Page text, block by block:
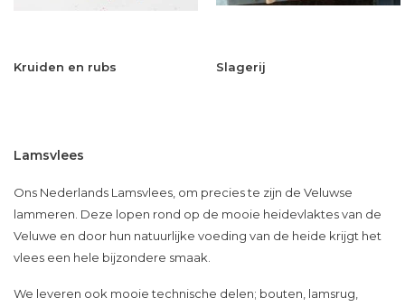
Kruiden en rubs Slagerij
Lamsvlees
Ons Nederlands Lamsvlees, om precies te zijn de Veluwse
lammeren. Deze lopen rond op de mooie heidevlaktes van de
Veluwe en door hun natuurlijke voeding van de heide krijgt het
vlees een hele bijzondere smaak.
We leveren ook mooie technische delen; bouten, lamsrug,